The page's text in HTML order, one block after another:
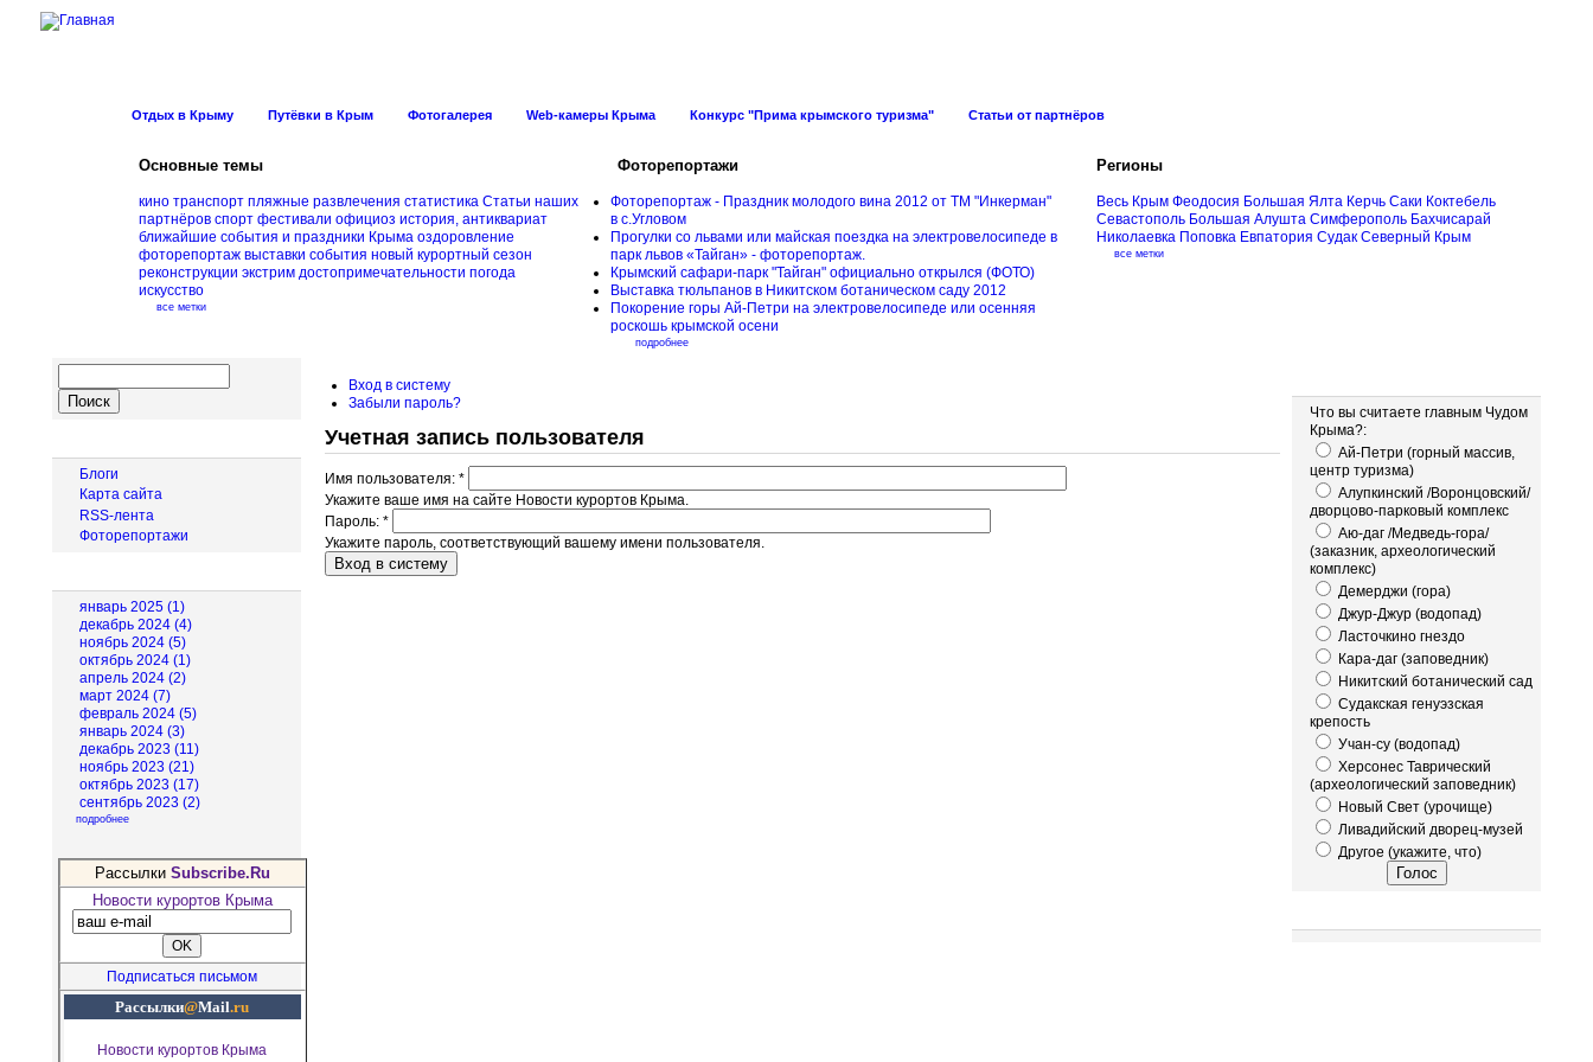
Отдых в Крыму Путёвки в Крым Фотогалерея Web-камеры Крыма Конкурс "Прима крымского туризма" Статьи от партнёров
Основные темы
кино транспорт пляжные развлечения статистика Статьи наших
партнёров спорт фестивали официоз история, антиквариат
ближайшие события и праздники Крыма оздоровление
фоторепортаж выставки события новый курортный сезон
реконструкции экстрим достопримечательности погода
искусство
все метки
Фоторепортажи
Фоторепортаж - Праздник молодого вина 2012 от ТМ "Инкерман"
в с.Угловом
Прогулки cо львами или майская поездка на электровелосипеде в
парк львов «Тайган» - фоторепортаж.
Крымский сафари-парк "Тайган" официально открылся (ФОТО)
Выставка тюльпанов в Никитском ботаническом саду 2012
Покорение горы Ай-Петри на электровелосипеде или осенняя
роскошь крымской осени
подробнее
Регионы
Весь Крым Феодосия Большая Ялта Керчь Саки Коктебель
Севастополь Большая Алушта Симферополь Бахчисарай
Николаевка Поповка Евпатория Судак Северный Крым
все метки
Блоги
Карта сайта
RSS-лента
Фоторепортажи
январь 2025 (1)
декабрь 2024 (4)
ноябрь 2024 (5)
октябрь 2024 (1)
апрель 2024 (2)
март 2024 (7)
февраль 2024 (5)
январь 2024 (3)
декабрь 2023 (11)
ноябрь 2023 (21)
октябрь 2023 (17)
сентябрь 2023 (2)
подробнее
Рассылки Subscribe.Ru
Новости курортов Крыма
Подписаться письмом
Рассылки@Mail.ru
Новости курортов Крыма
Вход в систему
Забыли пароль?
Учетная запись пользователя
Имя пользователя: *
Укажите ваше имя на сайте Новости курортов Крыма.
Пароль: *
Укажите пароль, соответствующий вашему имени пользователя.
Что вы считаете главным Чудом
Крыма?:
Ай-Петри (горный массив,
центр туризма)
Алупкинский /Воронцовский/
дворцово-парковый комплекс
Аю-даг /Медведь-гора/
(заказник, археологический
комплекс)
Демерджи (гора)
Джур-Джур (водопад)
Ласточкино гнездо
Кара-даг (заповедник)
Никитский ботанический сад
Судакская генуэзская
крепость
Учан-су (водопад)
Херсонес Таврический
(археологический заповедник)
Новый Свет (урочище)
Ливадийский дворец-музей
Другое (укажите, что)